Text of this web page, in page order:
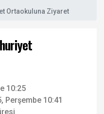
Ortaokuluna Ziyaret
10:25
Perşembe 10:41